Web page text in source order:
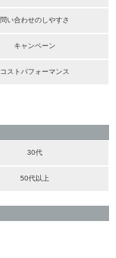
問い合わせのしやすさ
キャンペーン
コストパフォーマンス
30代
50代以上